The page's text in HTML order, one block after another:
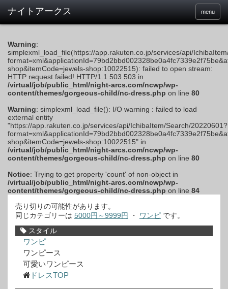
menu
Warning:
simplexml_load_file(https://app.rakuten.co.jp/services/api/
shop&itemCode=jewels-shop:10022515): failed to open stream:
HTTP request failed! HTTP/1.1 503 503 in
/virtual/job/public_html/night-arcs.com/ncwp/wp-
content/themes/gorgeous-child/nc-dress.php on line 80
Warning: simplexml_load_file(): I/O warning : failed to load
external entity
"https://app.rakuten.co.jp/services/api/IchibaItem/Search/20220601?
shop&itemCode=jewels-shop:10022515" in
/virtual/job/public_html/night-arcs.com/ncwp/wp-
content/themes/gorgeous-child/nc-dress.php on line 80
Notice: Trying to get property 'count' of non-object in
/virtual/job/public_html/night-arcs.com/ncwp/wp-
content/themes/gorgeous-child/nc-dress.php on line 84
売り切りの可能性があります。
同じカテゴリーは 5000円～9999円 ・ ワンピ です。
スタイル
ワンピ
ワンピース
可愛いワンピース
ドレスTOP